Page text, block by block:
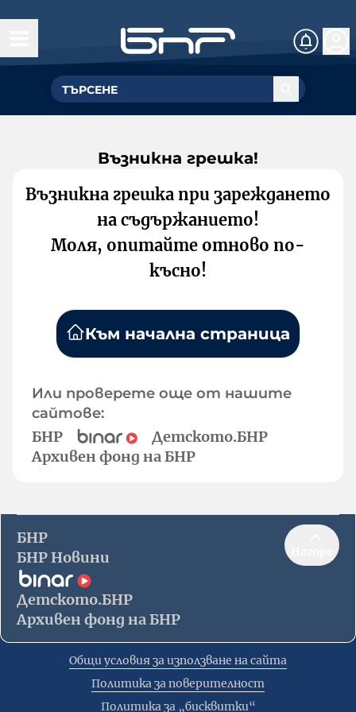
Възникна грешка!
Възникна грешка при зареждането
на съдържанието!
Моля, опитайте отново по-
късно!
Към начална страница
Или проверете още от нашите
сайтове:
БНР
Детското.БНР
Архивен фонд на БНР
БНР
БНР Новини
Детското.БНР
Архивен фонд на БНР
Общи условия за използване на сайта
Политика за поверителност
Политика за „бисквитки“